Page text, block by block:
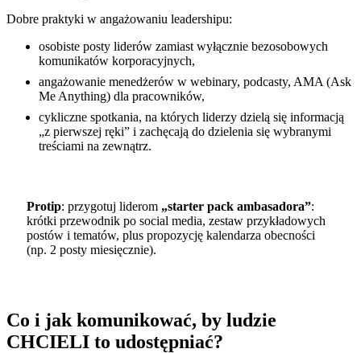
Dobre praktyki w angażowaniu leadershipu:
osobiste posty liderów zamiast wyłącznie bezosobowych
komunikatów korporacyjnych,
angażowanie menedżerów w webinary, podcasty, AMA (Ask
Me Anything) dla pracowników,
cykliczne spotkania, na których liderzy dzielą się informacją
„z pierwszej ręki” i zachęcają do dzielenia się wybranymi
treściami na zewnątrz.
Protip: przygotuj liderom „starter pack ambasadora”:
krótki przewodnik po social media, zestaw przykładowych
postów i tematów, plus propozycję kalendarza obecności
(np. 2 posty miesięcznie).
Co i jak komunikować, by ludzie
CHCIELI to udostępniać?